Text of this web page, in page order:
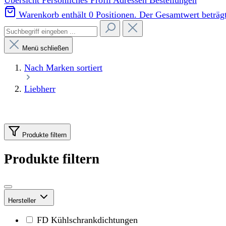
Warenkorb enthält 0 Positionen. Der Gesamtwert
Menü schließen
Nach Marken sortiert
Liebherr
Produkte filtern
Produkte filtern
Hersteller
FD Kühlschrankdichtungen